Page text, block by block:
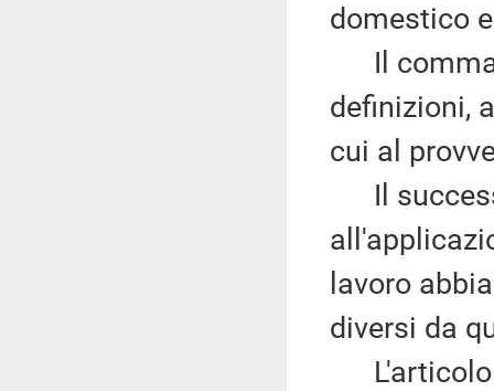
domestico
Il comma
definizioni,
cui al
Il
lavoro
diversi da
L'articolo